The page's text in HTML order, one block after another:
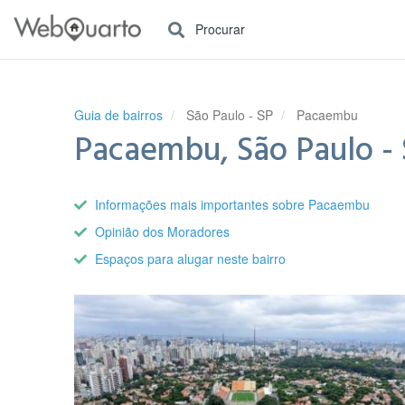
Procurar
Guia de bairros São Paulo - SP Pacaembu
Pacaembu, São Paulo -
Informações mais importantes sobre Pacaembu
Opinião dos Moradores
Espaços para alugar neste bairro